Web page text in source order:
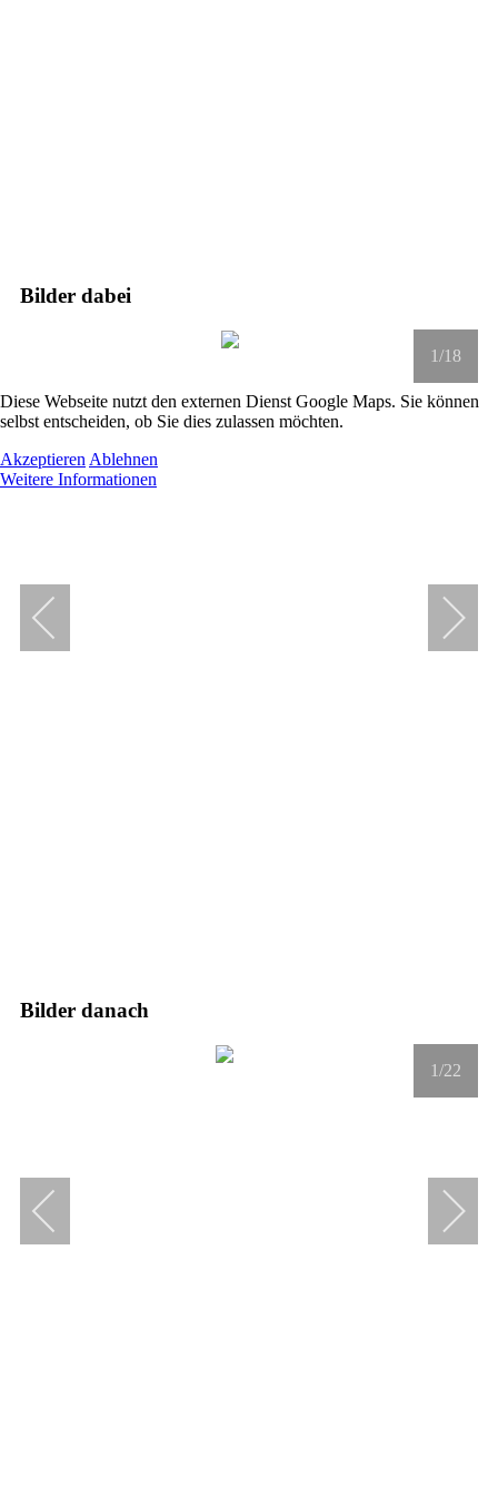
Bilder dabei
1/18
Bilder danach
1/22
Diese Webseite nutzt den externen Dienst Google Maps. Sie können
selbst entscheiden, ob Sie dies zulassen möchten.
Akzeptieren Ablehnen
Weitere Informationen